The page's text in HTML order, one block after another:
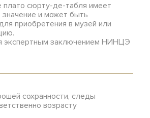
плато сюрту-де-табля имеет
и может быть
приобретения в музей или
экспертным заключением НИНЦЭ
сохранности, следы
возрасту